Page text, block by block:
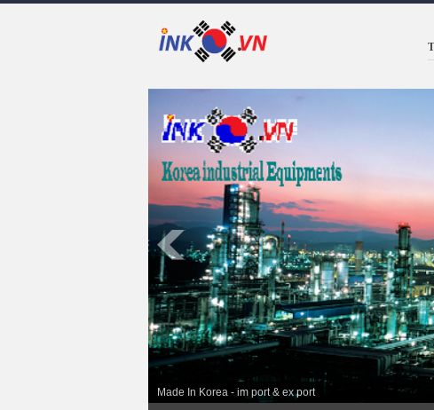
Made In Korea - im port & ex port